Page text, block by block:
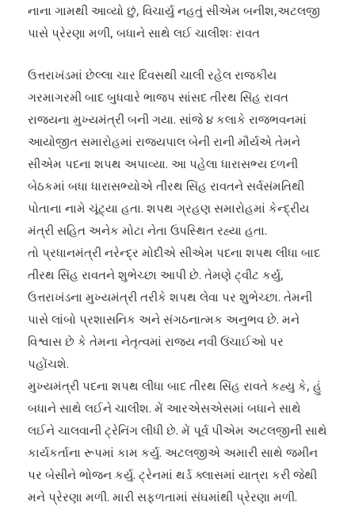
નાના ગામથી આવ્યો છું, વિચાર્યુ નહતું સીએમ બનીશ,અટલજી
પાસે પ્રેરણા મળી, બધાને સાથે લઈ ચાલીશઃ રાવત
ઉત્તરાખંડમાં છેલ્લા ચાર દિવસથી ચાલી રહેલ રાજકીય
ગરમાગરમી બાદ બુધવારે ભાજપ સાંસદ તીરથ સિંહ રાવત
રાજ્યના મુખ્યમંત્રી બની ગયા. સાંજે ૪ કલાકે રાજભવનમાં
આયોજીત સમારોહમાં રાજ્યપાલ બેની રાની મૌર્યએ તેમને
સીએમ પદના શપથ અપાવ્યા. આ પહેલા ધારાસભ્ય દળની
બેઠકમાં બધા ધારાસભ્યોએ તીરથ સિંહ રાવતને સર્વસંમતિથી
પોતાના નામે ચૂંટ્યા હતા. શપથ ગ્રહણ સમારોહમાં કેન્દ્રીય
મંત્રી સહિત અનેક મોટા નેતા ઉપસ્થિત રહ્યા હતા.
તો પ્રધાનમંત્રી નરેન્દ્ર મોદીએ સીએમ પદના શપથ લીધા બાદ
તીરથ સિંહ રાવતને શુભેચ્છા આપી છે. તેમણે ટ્‌વીટ કર્યુ,
ઉત્તરાખંડના મુખ્યમંત્રી તરીકે શપથ લેવા પર શુભેચ્છા. તેમની
પાસે લાંબો પ્રશાસનિક અને સંગઠનાત્મક અનુભવ છે. મને
વિશ્વાસ છે કે તેમના નેતૃત્વમાં રાજ્ય નવી ઉંચાઈઓ પર
પહોંચશે.
મુખ્યમંત્રી પદના શપથ લીધા બાદ તીરથ સિંહ રાવતે કહ્યુ કે, હું
બધાને સાથે લઈને ચાલીશ. મેં આરએસએસમાં બધાને સાથે
લઈને ચાલવાની ટ્રેનિંગ લીધી છે. મેં પૂર્વ પીએમ અટલજીની સાથે
કાર્યકર્તાના રૂપમાં કામ કર્યુ. અટલજીએ અમારી સાથે જમીન
પર બેસીને ભોજન કર્યુ. ટ્રેનમાં થર્ડ ક્લાસમાં યાત્રા કરી જેથી
મને પ્રેરણા મળી. મારી સફળતામાં સંઘમાંથી પ્રેરણા મળી.